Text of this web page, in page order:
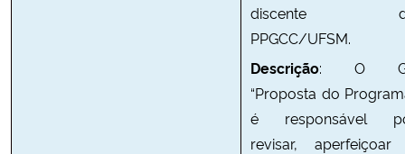
discente
PPGCC/UFSM.
Descrição: O
“Proposta do
é responsável
revisar,